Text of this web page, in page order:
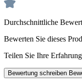
Durchschnittliche
Bewerten Sie dieses
Teilen Sie Ihre
Bewertung schreiben